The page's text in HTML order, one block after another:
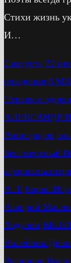
Стихи жизнь
И…
2 августа 22
рождения 8
Церкви о
АЛЕКСАНДР
Виноградов
Бессмертный
афоризмы
В. Т. Бориc
Валерий
Ходулин
Вилейчик
Родионов